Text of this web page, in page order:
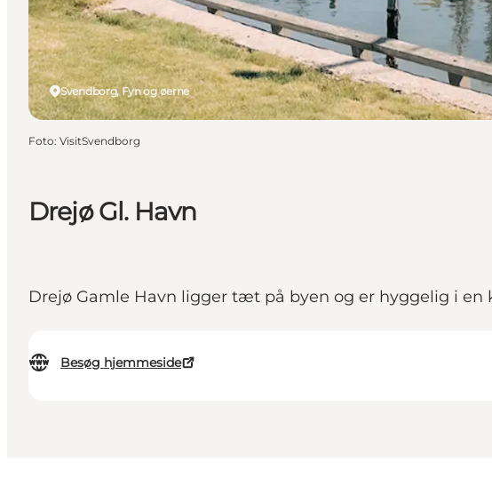
Drejø Gl. Havn
Drejø Gamle Havn ligger tæt på byen og er hyggelig i en
Besøg hjemmeside
Svendborg, Fyn og øerne
Foto: VisitSvendborg